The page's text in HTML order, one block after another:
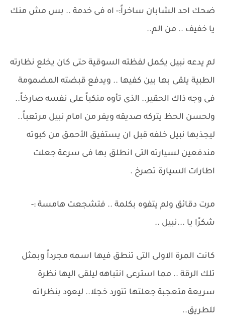
ضحك احد الشابان ساخراً:- اه فى خدمة .. بس مش منك
يا خفيف .. من الم..
لم يدعه نبيل يكمل لفظته السوقية حتى كان يخلع نظارته
الطبية يلقى بها بين كفيها .. ويدفع قبضته المضمومة
فى وجه ذاك الحقير.. الذى تأوه منكباً على نفسه صارخاً..
ولحسن الحظ يتركه صديقه ويفر من امام نبيل مرتعباً..
ليجذبها نبيل خلفه قبل ان يستفيق الأحمق من كبوته
مندفعين لسيارته التى انطلق بها فى سرعة جعلت
اطارات السيارة تصرخ .
مرت دقائق ولم يتفوه بكلمة .. فتشجعت هامسة :-
شكرًا يا ...نبيل ..
كانت المرة الاولى التى تنطق فيها اسمه مجرداً وبمثل
تلك الرقة .. مما استرعى انتباهه ليلقى اليها نظرة
سريعة متعجبة جعلتها تتورد خجلا.. ليعود بنظراته
للطريق..